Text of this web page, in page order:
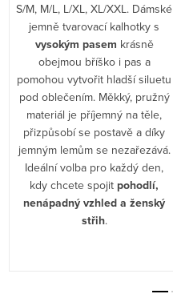
S/M, M/L, L/XL, XL/XXL. Dámské
jemně tvarovací kalhotky s
vysokým pasem krásně
obejmou bříško i pas a
pomohou vytvořit hladší siluetu
pod oblečením. Měkký, pružný
materiál je příjemný na těle,
přizpůsobí se postavě a díky
jemným lemům se nezařezává.
Ideální volba pro každý den,
kdy chcete spojit pohodlí,
nenápadný vzhled a ženský
střih.